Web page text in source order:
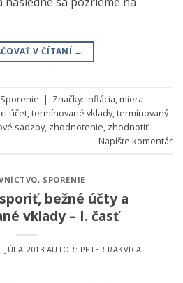
V ČÍTANÍ →
Sporenie | Značky: inflácia,miera
účet,termínované vklady,termínovaný
sadzby, zhodnotenie, zhodnotiť
Napíšte komentár
, SPORENIE
bežné účty a
vklady – I. časť
JÚLA 2013 AUTOR: PETER RAKVICA